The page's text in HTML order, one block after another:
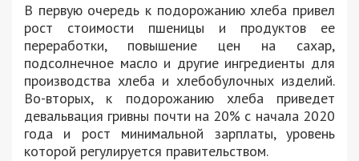
В первую очередь к подорожанию хлеба привел
рост стоимости пшеницы и продуктов ее
переработки, повышение цен на сахар,
подсолнечное масло и другие ингредиенты для
производства хлеба и хлебобулочных изделий.
Во-вторых, к подорожанию хлеба приведет
девальвация гривны почти на 20% с начала 2020
года и рост минимальной зарплаты, уровень
которой регулируется правительством.